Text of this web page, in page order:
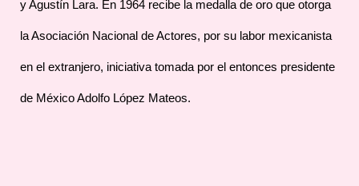
y Agustín Lara. En 1964 recibe la medalla de oro que otorga
la Asociación Nacional de Actores, por su labor mexicanista
en el extranjero, iniciativa tomada por el entonces presidente
de México Adolfo López Mateos.